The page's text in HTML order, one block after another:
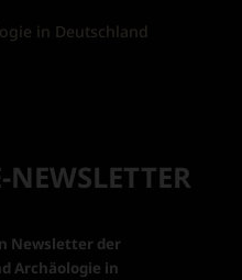
in Deutschland
Newsletter der
Archäologie in